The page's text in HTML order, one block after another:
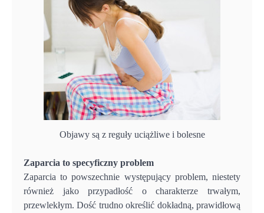
Objawy są z reguły uciążliwe i bolesne
Zaparcia to specyficzny problem
Zaparcia to powszechnie występujący problem, niestety
również jako przypadłość o charakterze trwałym,
przewlekłym. Dość trudno określić dokładną, prawidłową